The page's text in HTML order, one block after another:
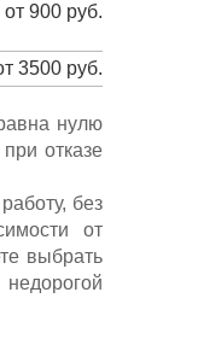
от 900 руб.
3500 руб.
нулю
отказе
без
от
выбрать